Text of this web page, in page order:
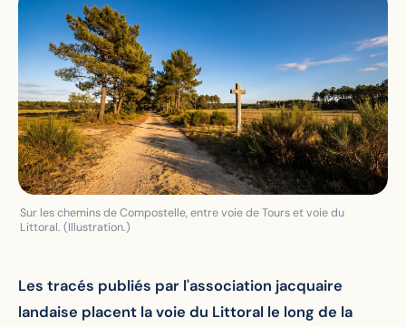
Sur les chemins de Compostelle, entre voie de Tours et voie du
Littoral. (Illustration.)
Les tracés publiés par l'association jacquaire
landaise placent la voie du Littoral le long de la